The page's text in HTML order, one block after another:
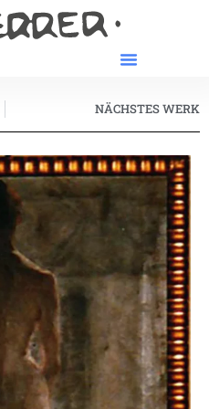
NÄCHSTES WERK